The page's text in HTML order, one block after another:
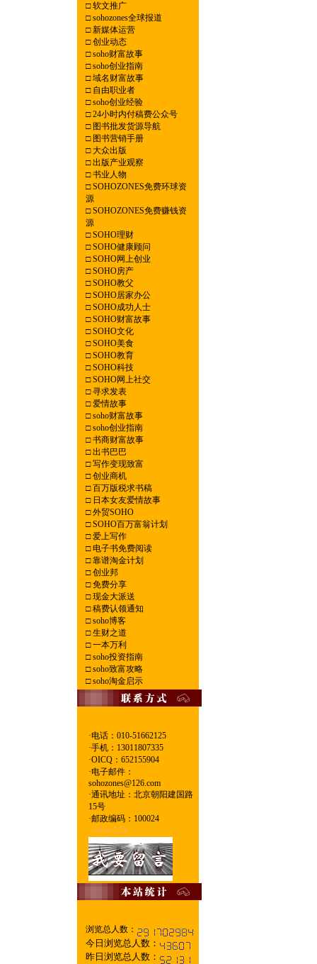
□软文推广
□sohozones全球报道
□新媒体运营
□创业动态
□soho财富故事
□soho创业指南
□域名财富故事
□自由职业者
□soho创业经验
□24小时内付稿费公众号
□图书批发货源导航
□图书营销手册
□大众出版
□出版产业观察
□书业人物
□SOHOZONES免费环球资
源
□SOHOZONES免费赚钱资
源
□SOHO理财
□SOHO健康顾问
□SOHO网上创业
□SOHO房产
□SOHO教父
□SOHO居家办公
□SOHO成功人士
□SOHO财富故事
□SOHO文化
□SOHO美食
□SOHO教育
□SOHO科技
□SOHO网上社交
□寻求发表
□爱情故事
□soho财富故事
□soho创业指南
□书商财富故事
□出书巴巴
□写作变现致富
□创业商机
□百万版税求书稿
□日本女友爱情故事
□外贸SOHO
□SOHO百万富翁计划
□爱上写作
□电子书免费阅读
□靠谱淘金计划
□创业邦
□免费分享
□现金大派送
□稿费认领通知
□soho博客
□生财之道
□一本万利
□soho投资指南
□soho致富攻略
□soho淘金启示
·电话：010-51662125
·手机：13011807335
·OICQ：652155904
·电子邮件：
sohozones@126.com
·通讯地址：北京朝阳建国路
15号
·邮政编码：100024
--管中心理
浏览总人数：
今日浏览总人数：
昨日浏览总人数：